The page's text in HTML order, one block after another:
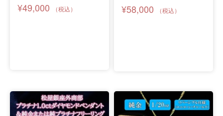
¥49,000 ¥58,000